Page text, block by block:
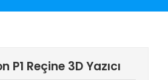
Reçine 3D Yazıcı